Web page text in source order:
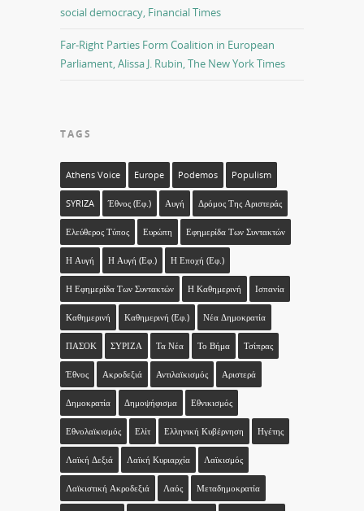
social democracy, Financial Times
Far-Right Parties Form Coalition in European
Parliament, Alissa J. Rubin, The New York Times
TAGS
Athens Voice Europe Podemos Populism
SYRIZA Έθνος (εφ.) Αυγή Δρόμος Της Αριστεράς
Ελεύθερος Τύπος Ευρώπη Εφημερίδα Των Συντακτών
Η Αυγή Η Αυγή (εφ.) Η Εποχή (εφ.)
Η Εφημερίδα Των Συντακτών Η Καθημερινή Ισπανία
Καθημερινή Καθημερινή (εφ.) Νέα Δημοκρατία
ΠΑΣΟΚ ΣΥΡΙΖΑ Τα Νέα Το Βήμα Τσίπρας
Έθνος Ακροδεξιά Αντιλαϊκισμός Αριστερά
Δημοκρατία Δημοψήφισμα Εθνικισμός
Εθνολαϊκισμός Ελίτ Ελληνική Κυβέρνηση Ηγέτης
Λαϊκή Δεξιά Λαϊκή Κυριαρχία Λαϊκισμός
Λαϊκιστική Ακροδεξιά Λαός Μεταδημοκρατία